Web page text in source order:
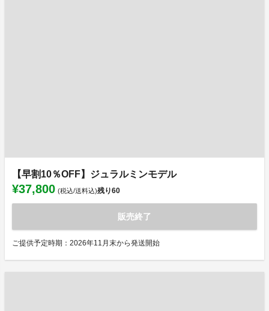
【早割10％OFF】ジュラルミンモデル
¥37,800 (税込/送料込)残り60
販売終了
ご提供予定時期：2026年11月末から発送開始